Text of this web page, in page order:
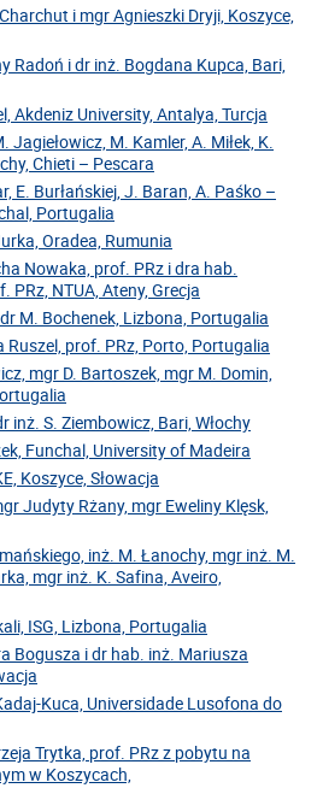
i mgr Agnieszki Dryji, Koszyce,
Radoń i dr inż. Bogdana Kupca, Bari,
Akdeniz University, Antalya, Turcja
Jagiełowicz, M. Kamler, A. Miłek, K.
Chieti – Pescara
E. Burłańskiej, J. Baran, A. Paśko –
Portugalia
Oradea, Rumunia
Nowaka, prof. PRz i dra hab.
PRz, NTUA, Ateny, Grecja
M. Bochenek, Lizbona, Portugalia
Ruszel, prof. PRz, Porto, Portugalia
mgr D. Bartoszek, mgr M. Domin,
inż. S. Ziembowicz, Bari, Włochy
Funchal, University of Madeira
Koszyce, Słowacja
Judyty Rżany, mgr Eweliny Klęsk,
inż. M. Łanochy, mgr inż. M.
mgr inż. K. Safina, Aveiro,
ISG, Lizbona, Portugalia
Bogusza i dr hab. inż. Mariusza
Kuca, Universidade Lusofona do
Trytka, prof. PRz z pobytu na
w Koszycach,